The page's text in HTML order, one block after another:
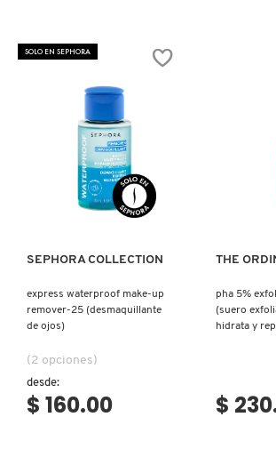
SOLO EN SEPHORA
Ver más
SEPHORA COLLECTION
express waterproof make-up
remover-25 (desmaquillante
de ojos)
(2 opciones)
desde:
$ 160.00
THE
pha 5%
(suero
hidrata y
$